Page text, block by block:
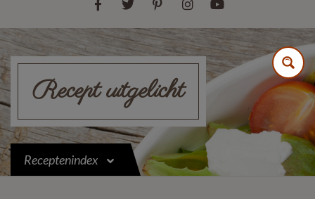
Recept uitgelicht
Receptenindex